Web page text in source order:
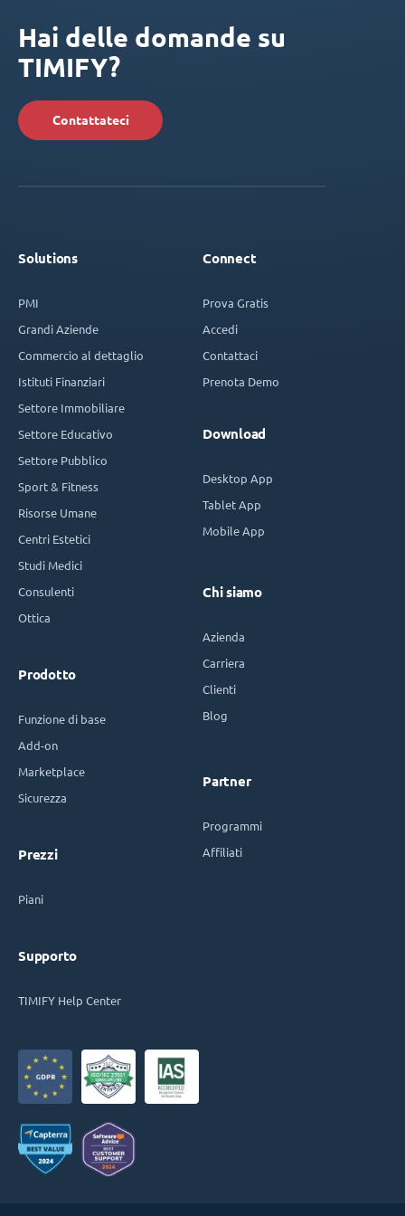
Hai delle domande su
TIMIFY?
Contattateci
Solutions
PMI
Grandi Aziende
Commercio al dettaglio
Istituti Finanziari
Settore Immobiliare
Settore Educativo
Settore Pubblico
Sport & Fitness
Risorse Umane
Centri Estetici
Studi Medici
Consulenti
Ottica
Prodotto
Funzione di base
Add-on
Marketplace
Sicurezza
Prezzi
Piani
Supporto
TIMIFY Help Center
Connect
Prova Gratis
Accedi
Contattaci
Prenota Demo
Download
Desktop App
Tablet App
Mobile App
Chi siamo
Azienda
Carriera
Clienti
Blog
Partner
Programmi
Affiliati